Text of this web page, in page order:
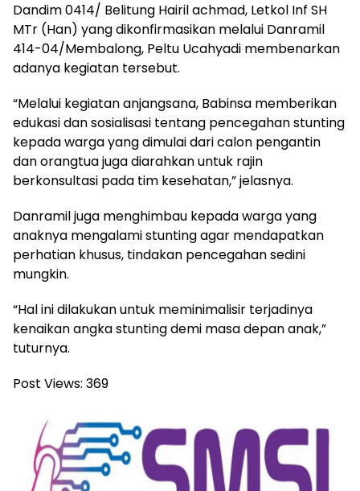
Dandim 0414/ Belitung Hairil achmad, Letkol Inf SH
MTr (Han) yang dikonfirmasikan melalui Danramil
414-04/Membalong, Peltu Ucahyadi membenarkan
adanya kegiatan tersebut.
“Melalui kegiatan anjangsana, Babinsa memberikan
edukasi dan sosialisasi tentang pencegahan stunting
kepada warga yang dimulai dari calon pengantin
dan orangtua juga diarahkan untuk rajin
berkonsultasi pada tim kesehatan,” jelasnya.
Danramil juga menghimbau kepada warga yang
anaknya mengalami stunting agar mendapatkan
perhatian khusus, tindakan pencegahan sedini
mungkin.
“Hal ini dilakukan untuk meminimalisir terjadinya
kenaikan angka stunting demi masa depan anak,”
tuturnya.
Post Views: 369